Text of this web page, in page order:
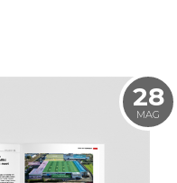
28
MAG